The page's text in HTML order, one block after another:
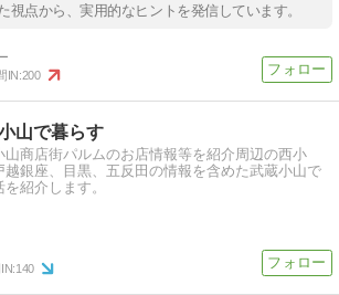
視点から、実用的なヒントを発信しています。
IN:200
山で暮らす
山商店街パルムのお店情報等を紹介周辺の西小
越銀座、目黒、五反田の情報を含めた武蔵小山で
紹介します。
140